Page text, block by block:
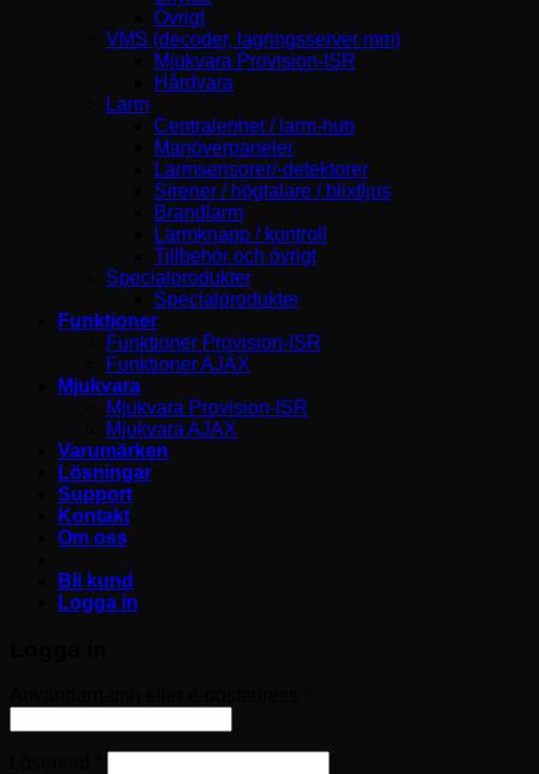
Övrigt
VMS (decoder, lagringsserver mm)
Mjukvara Provision-ISR
Hårdvara
Larm
Centralenhet / larm-hub
Manöverpaneler
Larmsensorer/-detektorer
Sirener / högtalare / blixtljus
Brandlarm
Larmknapp / kontroll
Tillbehör och övrigt
Specialprodukter
Specialprodukter
Funktioner
Funktioner Provision-ISR
Funktioner AJAX
Mjukvara
Mjukvara Provision-ISR
Mjukvara AJAX
Varumärken
Lösningar
Support
Kontakt
Om oss
Bli kund
Logga in